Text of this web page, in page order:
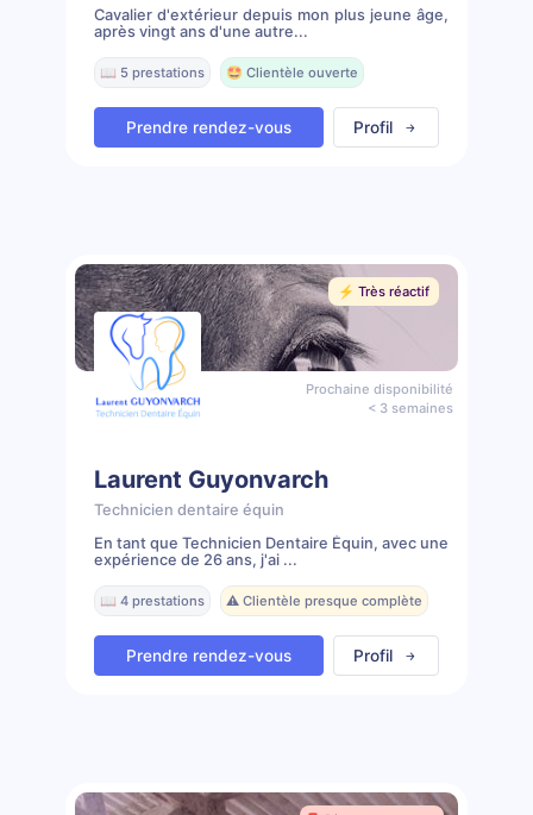
Cavalier d'extérieur depuis mon plus jeune âge,
après vingt ans d'une autre...
📖 5 prestations 🤩 Clientèle ouverte
Prendre rendez-vous Profil
⚡️ Très réactif
Prochaine disponibilité
< 3 semaines
Laurent Guyonvarch
Technicien dentaire équin
En tant que Technicien Dentaire Équin, avec une
expérience de 26 ans, j'ai ...
📖 4 prestations ⚠️ Clientèle presque complète
Prendre rendez-vous Profil